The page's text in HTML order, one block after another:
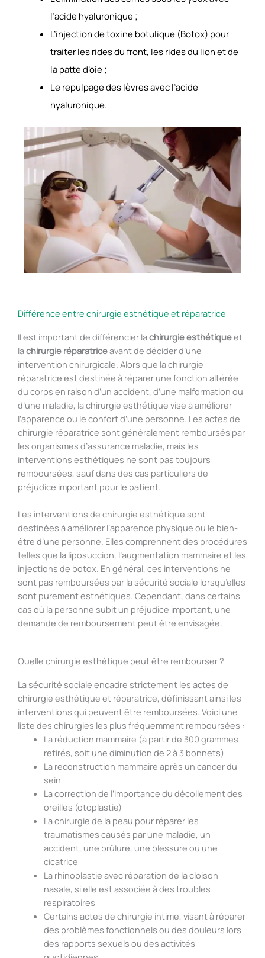
l’acide hyaluronique ;
L’injection de toxine botulique (Botox) pour
traiter les rides du front, les rides du lion et de
la patte d’oie ;
Le repulpage des lèvres avec l’acide
hyaluronique.
Différence entre chirurgie esthétique et réparatrice
Il est important de différencier lachirurgie esthétiqueet
lachirurgie réparatriceavant de décider d’une
intervention chirurgicale. Alors que la chirurgie
réparatrice est destinée à réparer une fonction altérée
du corps en raison d’un accident, d’une malformation ou
d’une maladie, la chirurgie esthétique vise à améliorer
l’apparence ou le confort d’une personne. Les actes de
chirurgie réparatrice sont généralement remboursés par
les organismes d’assurance maladie, mais les
interventions esthétiques ne sont pas toujours
remboursées, sauf dans des cas particuliers de
préjudice important pour le patient.
Les interventions de chirurgie esthétique sont
destinées à améliorer l’apparence physique ou le bien-
être d’une personne. Elles comprennent des procédures
telles que la liposuccion, l’augmentation mammaire et les
injections de botox. En général, ces interventions ne
sont pas remboursées par la sécurité sociale lorsqu’elles
sont purement esthétiques. Cependant, dans certains
cas où la personne subit un préjudice important, une
demande de remboursement peut être envisagée.
Quelle chirurgie esthétique peut être rembourser ?
La sécurité sociale encadre strictement les actes de
chirurgie esthétique et réparatrice, définissant ainsi les
interventions qui peuvent être remboursées. Voici une
liste des chirurgies les plus fréquemment remboursées :
La réduction mammaire (à partir de 300 grammes
retirés, soit une diminution de 2 à 3 bonnets)
La reconstruction mammaire après un cancer du
sein
La correction de l’importance du décollement des
oreilles (otoplastie)
La chirurgie de la peau pour réparer les
traumatismes causés par une maladie, un
accident, une brûlure, une blessure ou une
cicatrice
La rhinoplastie avec réparation de la cloison
nasale, si elle est associée à des troubles
respiratoires
Certains actes de chirurgie intime, visant à réparer
des problèmes fonctionnels ou des douleurs lors
des rapports sexuels ou des activités